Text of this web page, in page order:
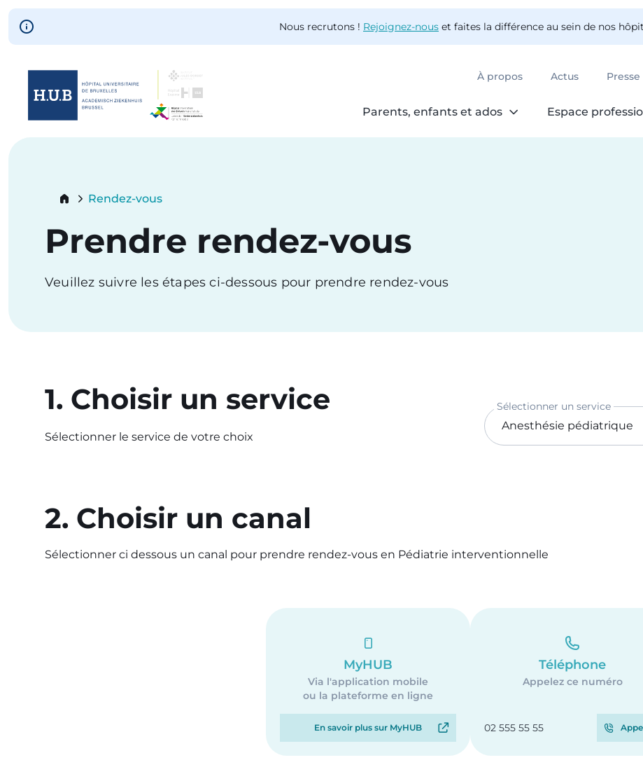
Skip to main content
Nous recrutons ! Rejoignez-nous et faites la différence au sein de nos
À propos Actus Presse
Parents, enfants et ados Espace
Skip
Breadcrumb
Rendez-vous
Prendre rendez-vous
Veuillez suivre les étapes ci-dessous pour prendre rendez-vous
1. Choisir un service
Sélectionner le service de votre choix
Sélectionner un service
2. Choisir un canal
Sélectionner ci dessous un canal pour prendre rendez-vous en Pédiatrie interventionnelle
MyHUB
Via l'application mobile
ou la plateforme en ligne
En savoir plus sur MyHUB
Téléphone
Appelez ce numéro
02 555 55 55